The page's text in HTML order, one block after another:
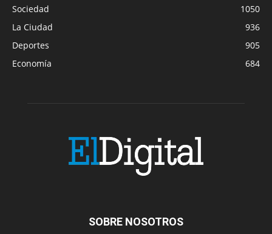
Sociedad
1050
La Ciudad
936
Deportes
905
Economía
684
SOBRE NOSOTROS